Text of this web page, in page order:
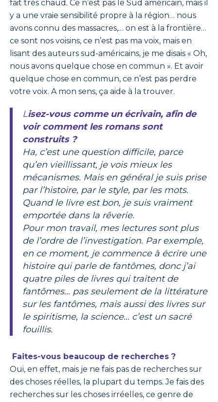
fait très chaud. Ce n’est pas le Sud américain, mais il
y a une vraie sensibilité propre à la région… nous
avons connu des massacres,… on est à la frontière…
ce sont nos voisins, ce n’est pas ma voix, mais en
lisant des auteurs sud-américains, je me disais « Oh,
nous avons quelque chose en commun ». Et avoir
quelque chose en commun, ce n’est pas perdre
votre voix. A mon sens, ça aide à la trouver.
Lisez-vous comme un écrivain, afin de
voir comment les romans sont
construits ?
Ha, c’est une question difficile, parce
qu’en vieillissant, je vois mieux les
mécanismes. Mais en général je suis prise
par l’histoire, par le style, par les mots.
Quand le livre est bon, je suis vraiment
emportée dans la rêverie.
Pour mon travail, mes lectures sont plus
de l’ordre de l’investigation. Par exemple,
en ce moment, je commence à écrire une
histoire qui parle de fantômes, donc j’ai
quatre piles de livres qui traitent de
fantômes… pas seulement de la littérature
sur les fantômes, mais aussi des livres sur
le spiritisme, la science… c’est un sacré
fouillis.
Faites-vous beaucoup de recherches ?
Oui, en effet, mais je ne fais pas de recherches sur
des choses réelles, la plupart du temps. Je fais des
recherches sur les choses irréelles, ce genre de